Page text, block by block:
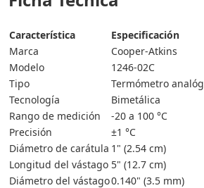
Característica
Especificación
Marca
Cooper-Atkins
Modelo
1246-02C
Tipo
Termómetro
Tecnología
Bimetálica
Rango de medición
-20 a 100 °C
Precisión
±1 °C
Diámetro de carátula 1" (2.54 cm)
Longitud del vástago 5" (12.7 cm)
Diámetro del vástago0.140" (3.5 mm)